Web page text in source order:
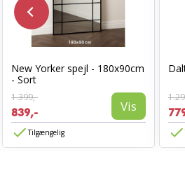
New Yorker spejl - 180x90cm
- Sort
1.399,-
839,- Vis
Tilgængelig